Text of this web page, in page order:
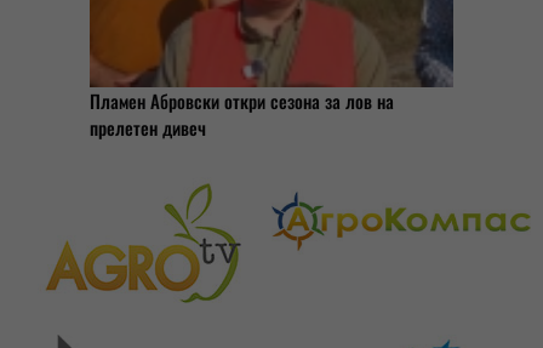
Пламен Абровски откри сезона за лов на
прелетен дивеч